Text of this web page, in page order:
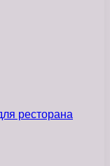
ресторана